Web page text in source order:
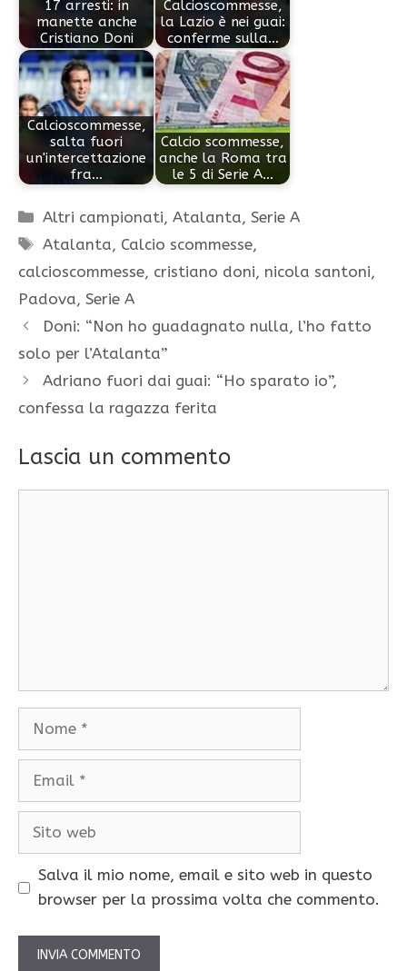
17 arresti: in
manette anche
Cristiano Doni
Calcioscommesse,
la Lazio è nei guai:
conferme sulla…
Calcioscommesse,
salta fuori
un'intercettazione
fra…
Calcio scommesse,
anche la Roma tra
le 5 di Serie A…
Categorie
Altri campionati,Atalanta,Serie A
Tag
Atalanta, Calcio scommesse,
calcioscommesse, cristiano doni, nicola santoni,
Padova, Serie A
Doni: “Non ho guadagnato nulla, l’ho fatto
solo per l’Atalanta”
Adriano fuori dai guai: “Ho sparato io”,
confessa la ragazza ferita
Lascia un commento
Nome
Email
Sito
Salva il mio nome, email e sito web in questo
browser per la prossima volta che commento.